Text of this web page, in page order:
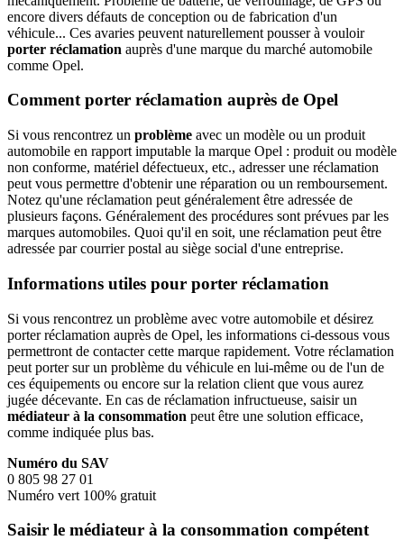
encore divers défauts de conception ou de fabrication d'un
véhicule... Ces avaries peuvent naturellement pousser à vouloir
porter réclamation auprès d'une marque du marché automobile
comme Opel.
Comment porter réclamation auprès de Opel
Si vous rencontrez un problème avec un modèle ou un produit
automobile en rapport imputable la marque Opel : produit ou modèle
non conforme, matériel défectueux, etc., adresser une réclamation
peut vous permettre d'obtenir une réparation ou un remboursement.
Notez qu'une réclamation peut généralement être adressée de
plusieurs façons. Généralement des procédures sont prévues par les
marques automobiles. Quoi qu'il en soit, une réclamation peut être
adressée par courrier postal au siège social d'une entreprise.
Informations utiles pour porter réclamation
Si vous rencontrez un problème avec votre automobile et désirez
porter réclamation auprès de Opel, les informations ci-dessous vous
permettront de contacter cette marque rapidement. Votre réclamation
peut porter sur un problème du véhicule en lui-même ou de l'un de
ces équipements ou encore sur la relation client que vous aurez
jugée décevante. En cas de réclamation infructueuse, saisir un
médiateur à la consommation peut être une solution efficace,
comme indiquée plus bas.
Numéro du SAV
0 805 98 27 01
Numéro vert 100% gratuit
Saisir le médiateur à la consommation compétent